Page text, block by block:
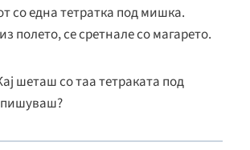
со една тетратка под мишка.
полето, се сретнале со магарето.
шеташ со таа тетраката под